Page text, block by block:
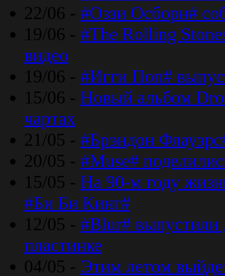
22/06 - #Оззи Осборн#
19/06 - #The Rolling
видео
19/06 - #Игги Поп#
15/06 - Новый альбом
чартах
21/05 - #Брэндон
20/05 - #Muse#
15/05 - На 90-м году
#Би Би Кинг#
12/05 - #Blur# выпустили
пластинке
04/05 - Этим летом